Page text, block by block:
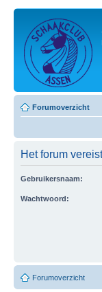
Forumoverzicht
Het forum
Gebruikersnaam:
Wachtwoord:
Forumoverzicht